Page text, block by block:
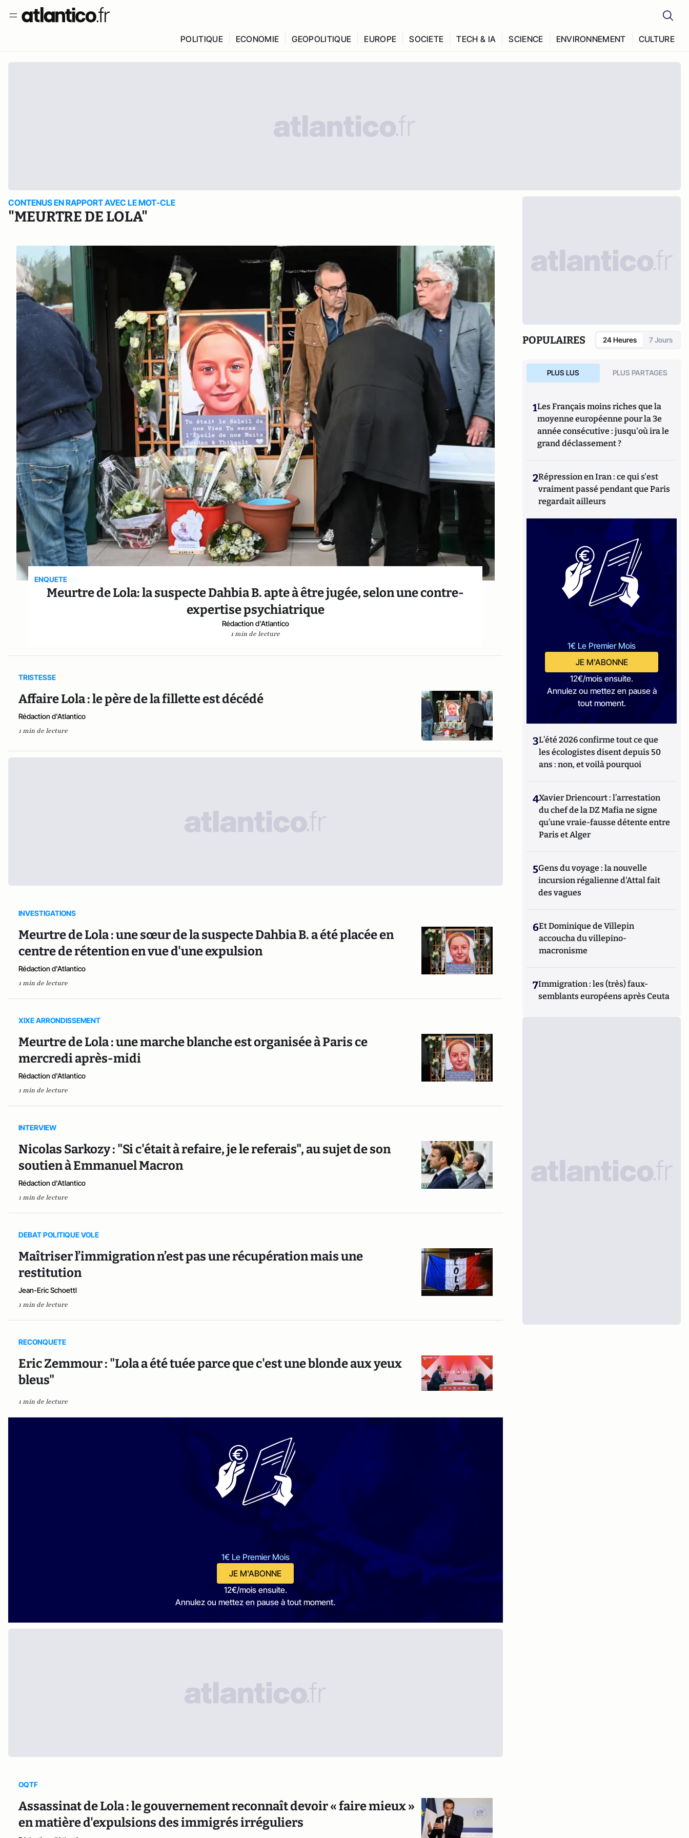
POLITIQUE ECONOMIE GEOPOLITIQUE EUROPE SOCIETE TECH & IA SCIENCE ENVIRONNEMENT CULTURE
CONTENUS EN RAPPORT AVEC LE MOT-CLE
"MEURTRE DE LOLA"
ENQUETE
Meurtre de Lola: la suspecte Dahbia B. apte à être jugée, selon une contre-
expertise psychiatrique
Rédaction d'Atlantico
1 min de lecture
TRISTESSE
Affaire Lola : le père de la fillette est décédé
Rédaction d'Atlantico
1 min de lecture
INVESTIGATIONS
Meurtre de Lola : une sœur de la suspecte Dahbia B. a été placée en
centre de rétention en vue d'une expulsion
Rédaction d'Atlantico
1 min de lecture
XIXE ARRONDISSEMENT
Meurtre de Lola : une marche blanche est organisée à Paris ce
mercredi après-midi
Rédaction d'Atlantico
1 min de lecture
INTERVIEW
Nicolas Sarkozy : "Si c'était à refaire, je le referais", au sujet de son
soutien à Emmanuel Macron
Rédaction d'Atlantico
1 min de lecture
DEBAT POLITIQUE VOLE
Maîtriser l’immigration n’est pas une récupération mais une
restitution
Jean-Eric Schoettl
1 min de lecture
RECONQUETE
Eric Zemmour : "Lola a été tuée parce que c'est une blonde aux yeux
bleus"
1 min de lecture
1€ Le Premier Mois
JE M'ABONNE
12€/mois ensuite.
Annulez ou mettez en pause à tout moment.
OQTF
Assassinat de Lola : le gouvernement reconnaît devoir « faire mieux »
en matière d'expulsions des immigrés irréguliers
POPULAIRES 24 Heures 7 Jours
PLUS LUS PLUS PARTAGES
1Les Français moins riches que la
moyenne européenne pour la 3e
année consécutive : jusqu'où ira le
grand déclassement ?
2Répression en Iran : ce qui s'est
vraiment passé pendant que Paris
regardait ailleurs
1€ Le Premier Mois
JE M'ABONNE
12€/mois ensuite.
Annulez ou mettez en pause à
tout moment.
3L’été 2026 confirme tout ce que
les écologistes disent depuis 50
ans : non, et voilà pourquoi
4Xavier Driencourt : l’arrestation
du chef de la DZ Mafia ne signe
qu’une vraie-fausse détente entre
Paris et Alger
5Gens du voyage : la nouvelle
incursion régalienne d'Attal fait
des vagues
6Et Dominique de Villepin
accoucha du villepino-
macronisme
7Immigration : les (très) faux-
semblants européens après Ceuta